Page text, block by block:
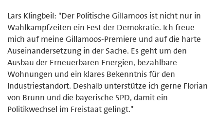
Lars Klingbeil: "Der Politische Gillamoos ist nicht nur in
Wahlkampfzeiten ein Fest der Demokratie. Ich freue
mich auf meine Gillamoos-Premiere und auf die harte
Auseinandersetzung in der Sache. Es geht um den
Ausbau der Erneuerbaren Energien, bezahlbare
Wohnungen und ein klares Bekenntnis für den
Industriestandort. Deshalb unterstütze ich gerne Florian
von Brunn und die bayerische SPD, damit ein
Politikwechsel im Freistaat gelingt."